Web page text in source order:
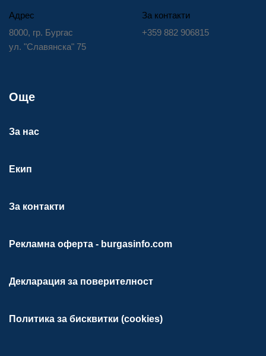
Адрес
8000, гр. Бургас
ул. "Славянска" 75
За контакти
+359 882 906815
Още
За нас
Екип
За контакти
Рекламна оферта - burgasinfo.com
Декларация за поверителност
Политика за бисквитки (cookies)